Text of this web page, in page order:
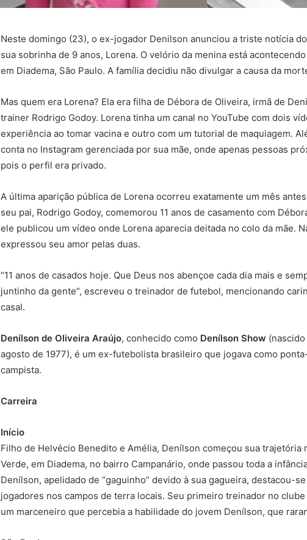
Neste domingo (23), o ex-jogador Denilson anunciou a triste notícia
sua sobrinha de 9 anos, Lorena. O velório da menina está
em Diadema, São Paulo. A família decidiu não divulgar a causa da
Mas quem era Lorena? Ela era filha de Débora de Oliveira, irmã de
trainer Rodrigo Godoy. Lorena tinha um canal no YouTube com dois
experiência ao tomar vacina e outro com um tutorial de maquiagem.
conta no Instagram gerenciada por sua mãe, onde apenas pessoas
pois o perfil era privado.
A última aparição pública de Lorena ocorreu exatamente um mês
seu pai, Rodrigo Godoy, comemorou 11 anos de casamento com
ele publicou um vídeo onde Lorena aparecia deitada no colo da mãe.
expressou seu amor pelas duas.
“11 anos de casados hoje. Que Deus nos abençoe cada dia mais e
juntinho da gente”, escreveu o treinador de futebol, mencionando
casal.
Denílson de Oliveira Araújo, conhecido como Denílson Show
agosto de 1977), é um ex-futebolista brasileiro que jogava como
campista.
Carreira
Início
Filho de Helvécio Benedito e Amélia, Denílson começou sua trajetória
Verde, em Diadema, no bairro Campanário, onde passou toda a
Denílson, apelidado de “gaguinho” devido à sua gagueira, destacou-
jogadores nos campos de terra locais. Seu primeiro treinador no
um marceneiro que percebia a habilidade do jovem Denílson, que